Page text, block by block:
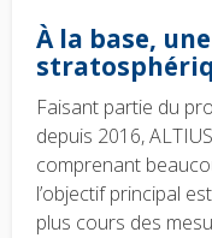
Body
text
À la base,
Faisant partie du
depuis 2016,
comprenant
l’objectif principal
plus cours des